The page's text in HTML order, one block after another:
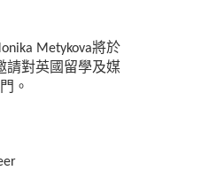
Metykova將於
請對英國留學及媒
。